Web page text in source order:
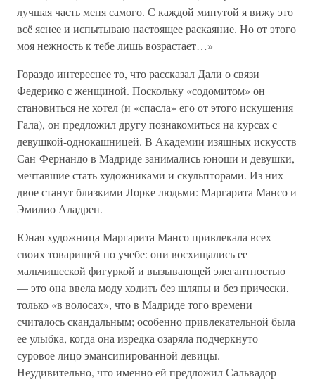
лучшая часть меня самого. С каждой минутой я вижу это
всё яснее и испытываю настоящее раскаяние. Но от этого
моя нежность к тебе лишь возрастает…»
Гораздо интереснее то, что рассказал Дали о связи
Федерико с женщиной. Поскольку «содомитом» он
становиться не хотел (и «спасла» его от этого искушения
Гала), он предложил другу познакомиться на курсах с
девушкой-однокашницей. В Академии изящных искусств
Сан-Фернандо в Мадриде занимались юноши и девушки,
мечтавшие стать художниками и скульпторами. Из них
двое станут близкими Лорке людьми: Маргарита Мансо и
Эмилио Аладрен.
Юная художница Маргарита Мансо привлекала всех
своих товарищей по учебе: они восхищались ее
мальчишеской фигуркой и вызывающей элегантностью
— это она ввела моду ходить без шляпы и без прически,
только «в волосах», что в Мадриде того времени
считалось скандальным; особенно привлекательной была
ее улыбка, когда она изредка озаряла подчеркнуто
суровое лицо эмансипированной девицы.
Неудивительно, что именно ей предложил Сальвадор